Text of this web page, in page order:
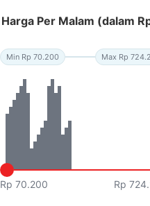
Harga Per Malam (dalam
Min Rp 70.200 Max Rp
Rp 70.200 Rp